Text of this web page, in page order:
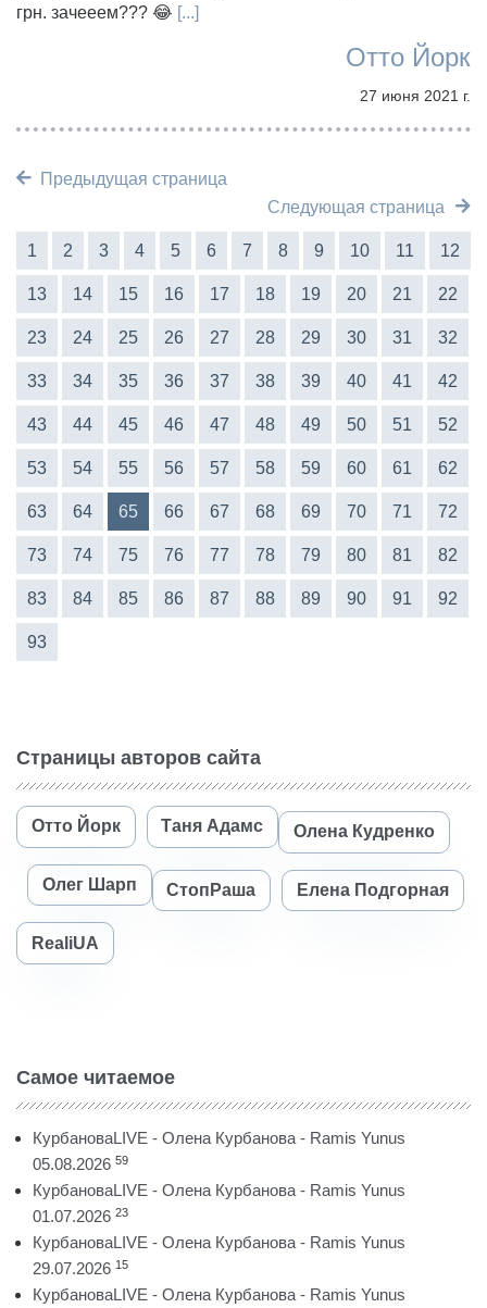
грн. зачееем??? 😂 [...]
Отто Йорк
27 июня 2021 г.
Предыдущая страница
Следующая страница
1 2 3 4 5 6 7 8 9 10 11 12
13 14 15 16 17 18 19 20 21 22
23 24 25 26 27 28 29 30 31 32
33 34 35 36 37 38 39 40 41 42
43 44 45 46 47 48 49 50 51 52
53 54 55 56 57 58 59 60 61 62
63 64 65 66 67 68 69 70 71 72
73 74 75 76 77 78 79 80 81 82
83 84 85 86 87 88 89 90 91 92
93
Страницы авторов сайта
Отто Йорк Таня Адамс Олена Кудренко
Олег Шарп СтопРаша Елена Подгорная
RealiUA
Самое читаемое
КурбановаLIVE - Олена Курбанова - Ramis Yunus
05.08.2026 59
КурбановаLIVE - Олена Курбанова - Ramis Yunus
01.07.2026 23
КурбановаLIVE - Олена Курбанова - Ramis Yunus
29.07.2026 15
КурбановаLIVE - Олена Курбанова - Ramis Yunus